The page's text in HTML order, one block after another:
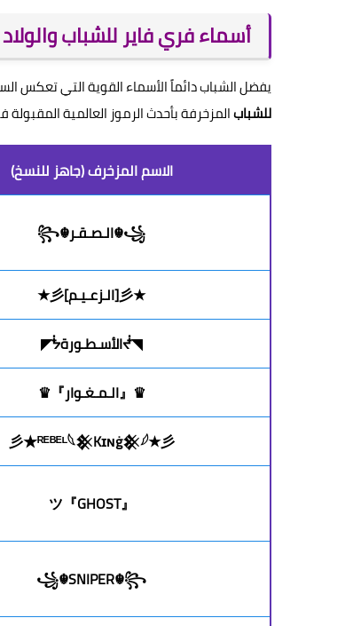
أسماء فري فاير للشباب
يفضل الشباب دائماً الأسماء القوية التي تعكس
للشبابالمزخرفة بأحدث الرموز العالمية
الاسم المزخرف (جاهز للنسخ)
꧁☬الـصـقـر☬꧂
★彡[الـزعـيـم]彡★
◥ᖫالأسـطـورةᖭ◤
♛『الـمـغـوار』♛
彡★ᴿᴱᴮᴱᴸ𓆩𒆜Kɪɴġ𒆜𓆪★彡
『GHOST』ツ
꧁☬SNIPER☬꧂